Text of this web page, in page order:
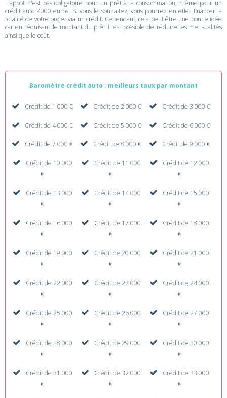
L'appot n'est pas obligatoire pour un prêt à la consommation, même pour un
crédit auto 4000 euros. Si vous le souhaitez, vous pourrez en effet financer la
totalité de votre projet via un crédit. Cependant, cela peut être une bonne idée
car en réduisant le montant du prêt il est possible de réduire les mensualités
ainsi que le coût.
Baromètre crédit auto : meilleurs taux par montant
Crédit de 1 000 € Crédit de 2 000 € Crédit de 3 000 €
Crédit de 4 000 € Crédit de 5 000 € Crédit de 6 000 €
Crédit de 7 000 € Crédit de 8 000 € Crédit de 9 000 €
Crédit de 10 000
€
Crédit de 11 000
€
Crédit de 12 000
€
Crédit de 13 000
€
Crédit de 14 000
€
Crédit de 15 000
€
Crédit de 16 000
€
Crédit de 17 000
€
Crédit de 18 000
€
Crédit de 19 000
€
Crédit de 20 000
€
Crédit de 21 000
€
Crédit de 22 000
€
Crédit de 23 000
€
Crédit de 24 000
€
Crédit de 25 000
€
Crédit de 26 000
€
Crédit de 27 000
€
Crédit de 28 000
€
Crédit de 29 000
€
Crédit de 30 000
€
Crédit de 31 000
€
Crédit de 32 000
€
Crédit de 33 000
€